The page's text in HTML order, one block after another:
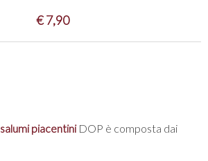
€ 7,90
salumi piacentiniDOP è composta dai